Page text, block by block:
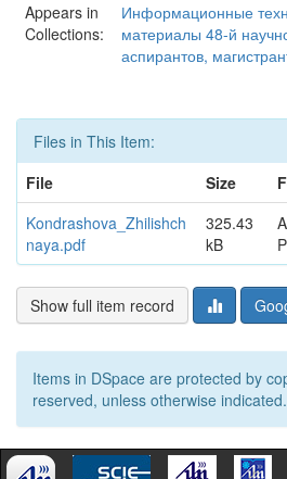
Appears in
Collections:
Информационные
материалы 48-й
аспирантов,
Files in This Item:
File
Size
Kondrashova_Zhilishch
naya.pdf
325.43
kB
Show full item record
Items in DSpace are protected by
reserved, unless otherwise indicated.